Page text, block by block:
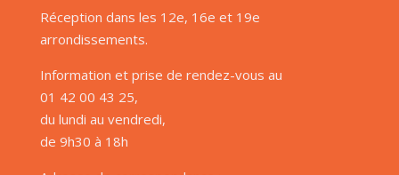
Réception dans les 12e, 16e et 19e
arrondissements.
Information et prise de rendez-vous au
01 42 00 43 25,
du lundi au vendredi,
de 9h30 à 18h